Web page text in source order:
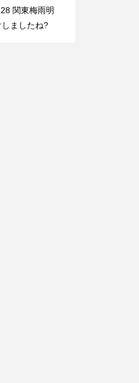
関東梅雨明
しましたね?
日の素敵なお